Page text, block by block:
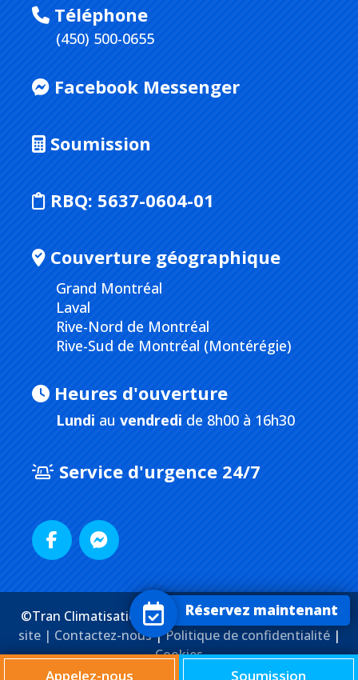
Téléphone
(450) 500-0655
Facebook Messenger
Soumission
RBQ: 5637-0604-01
Couverture géographique
Grand Montréal
Laval
Rive-Nord de Montréal
Rive-Sud de Montréal (Montérégie)
Heures d'ouverture
Lundi au vendredi de 8h00 à 16h30
Service d'urgence 24/7
©Tran Climatisation. Tous droits réservés. |Plan du
site | Contactez-nous|Politique de confidentialité|
Cookies
Agence Web
Marketing Media
Appelez-nous Soumission
Réservez maintenant